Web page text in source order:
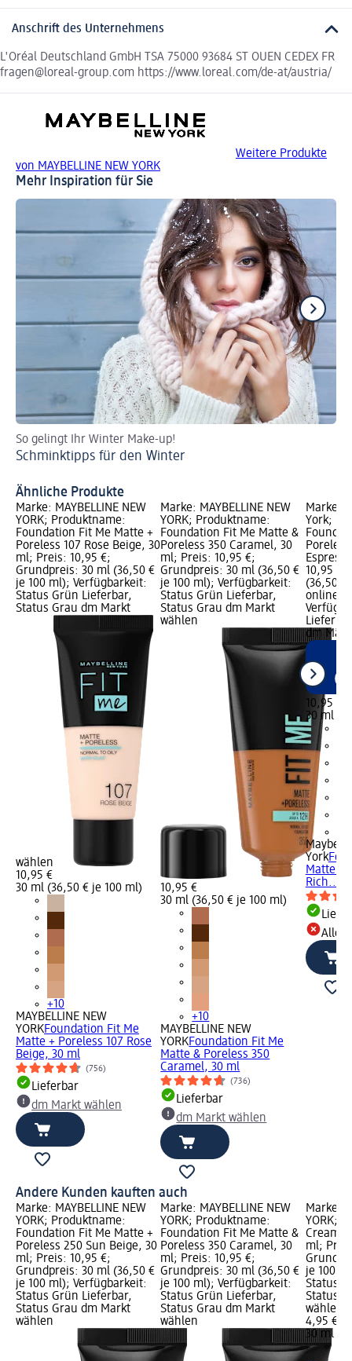
Anschrift des Unternehmens
L'Oréal Deutschland GmbH TSA 75000 93684 ST OUEN CEDEX FR
fragen@loreal-group.com https://www.loreal.com/de-at/austria/
Weitere Produkte
von MAYBELLINE NEW YORK
Mehr Inspiration für Sie
So gelingt Ihr Winter Make-up!
Schminktipps für den Winter
Ähnliche Produkte
Marke: MAYBELLINE NEW
YORK; Produktname:
Foundation Fit Me Matte +
Poreless 107 Rose Beige, 30
ml; Preis: 10,95 €;
Grundpreis: 30 ml (36,50 €
je 100 ml); Verfügbarkeit:
Status Grün Lieferbar,
Status Grau dm Markt
wählen
10,95 €
30 ml (36,50 € je 100 ml)
+10
MAYBELLINE NEW
YORKFoundation Fit Me
Matte + Poreless 107 Rose
Beige, 30 ml
(756)
Lieferbar
dm Markt wählen
Marke: MAYBELLINE NEW
YORK; Produktname:
Foundation Fit Me Matte &
Poreless 350 Caramel, 30
ml; Preis: 10,95 €;
Grundpreis: 30 ml (36,50 €
je 100 ml); Verfügbarkeit:
Status Grün Lieferbar,
Status Grau dm Markt
wählen
10,95 €
30 ml (36,50 € je 100 ml)
+10
MAYBELLINE NEW
YORKFoundation Fit Me
Matte & Poreless 350
Caramel, 30 ml
(736)
Lieferbar
dm Markt wählen
Marke:
York;
10,95 €;
(36,50 €
online
dm
10,95 €
30 ml
York
Matte +
Rich...,
Alle
Andere Kunden kauften auch
Marke: MAYBELLINE NEW
YORK; Produktname:
Foundation Fit Me Matte +
Poreless 250 Sun Beige, 30
ml; Preis: 10,95 €;
Grundpreis: 30 ml (36,50 €
je 100 ml); Verfügbarkeit:
Status Grün Lieferbar,
Status Grau dm Markt
wählen
Marke: MAYBELLINE NEW
YORK; Produktname:
Foundation Fit Me Matte &
Poreless 350 Caramel, 30
ml; Preis: 10,95 €;
Grundpreis: 30 ml (36,50 €
je 100 ml); Verfügbarkeit:
Status Grün Lieferbar,
Status Grau dm Markt
wählen
Marke:
YORK;
Cream
ml;
je 100
Status
Status
wählen
4,95 €
30 ml